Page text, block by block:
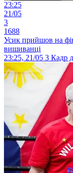
23:25
21/05
3
1688
Усик прийшов на
вишиванці
23:25, 21/05 3 Кадр